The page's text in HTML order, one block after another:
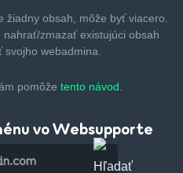
žiadny obsah, môže byťviacero.
nahrať/zmazaťexistujúci obsah
webadmina.
pomôže tento návod.
vo Websupporte